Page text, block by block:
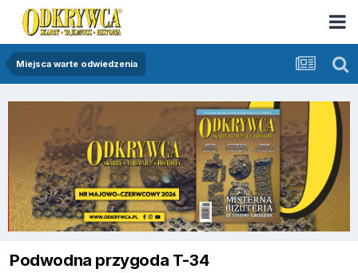
Miejsca warte odwiedzenia
Podwodna przygoda T-34